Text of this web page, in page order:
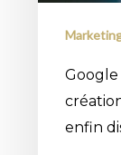
enfin
disponible
Google
enfin